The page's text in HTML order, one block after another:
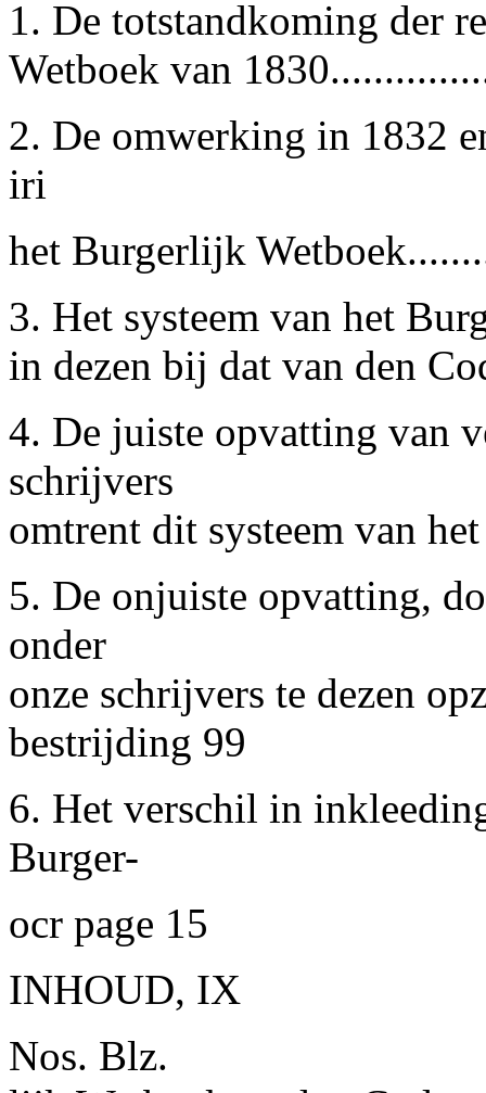
1. De totstandkoming der
Wetboek van
2. De omwerking in 1832
iri
het Burgerlijk
3. Het systeem van het
in dezen bij dat van den
4. De juiste opvatting van
schrijvers
omtrent dit systeem van
5. De onjuiste opvatting,
onder
onze schrijvers te dezen
bestrijding 99
6. Het verschil in
Burger-
ocr page 15
INHOUD, IX
Nos. Blz.